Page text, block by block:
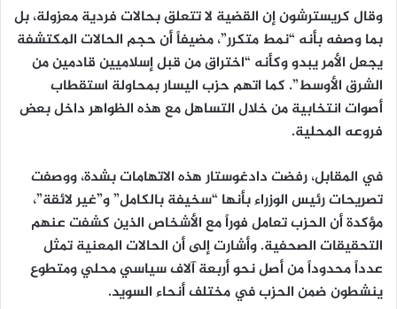
وقال كريسترشون إن القضية لا تتعلق بحالات فردية معزولة، بل
بما وصفه بأنه “نمط متكرر”، مضيفاً أن حجم الحالات المكتشفة
يجعل الأمر يبدو وكأنه “اختراق من قبل إسلاميين قادمين من
الشرق الأوسط”. كما اتهم حزب اليسار بمحاولة استقطاب
أصوات انتخابية من خلال التساهل مع هذه الظواهر داخل بعض
فروعه المحلية.
في المقابل، رفضت دادغوستار هذه الاتهامات بشدة، ووصفت
تصريحات رئيس الوزراء بأنها “سخيفة بالكامل” و”غير لائقة”،
مؤكدة أن الحزب تعامل فوراً مع الأشخاص الذين كشفت عنهم
التحقيقات الصحفية. وأشارت إلى أن الحالات المعنية تمثل
عدداً محدوداً من أصل نحو أربعة آلاف سياسي محلي ومتطوع
ينشطون ضمن الحزب في مختلف أنحاء السويد.